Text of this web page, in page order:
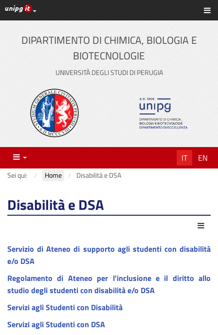
Vai
al
contenuto
principale
Link ai principali servizi web di Ateneo
DIPARTIMENTO DI CHIMICA, BIOLOGIA E
BIOTECNOLOGIE
UNIVERSITÀ DEGLI STUDI DI PERUGIA
Menu IT EN
Sei qui: Home Disabilità e DSA
Disabilità e DSA
Servizio di Ateneo di supporto agli studenti con disabilità
e/o DSA
Regolamento di Ateneo per l'inclusione e il diritto allo
studio degli studenti con disabilità e/o DSA
Servizi agli Studenti con Disabilità
Servizi agli Studenti con DSA